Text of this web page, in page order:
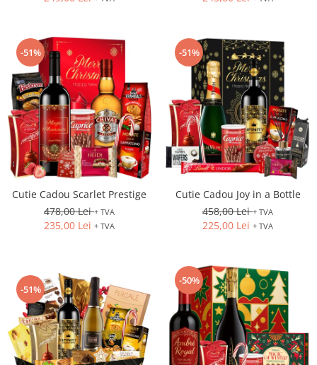
-51%
Cutie Cadou Scarlet Prestige
478,00 Lei+ TVA
235,00 Lei + TVA
-51%
Cutie Cadou Joy in a Bottle
458,00 Lei+ TVA
225,00 Lei + TVA
-51%
-50%